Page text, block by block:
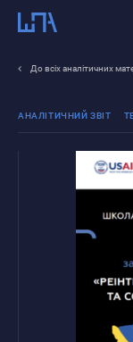
До всіх аналітичних
АНАЛІТИЧНИЙ ЗВІТ